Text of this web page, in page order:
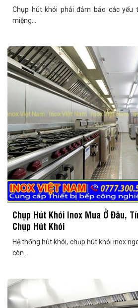
Chụp hút khói phải đảm bảo các yếu
miệng...
Chụp Hút Khói Inox Mua Ở Đâu,
Chụp Hút Khói
Hệ thống hút khói, chụp hút khói inox
còn...